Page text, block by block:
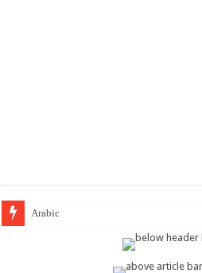
Arabic Thematic Immersive Learning: Te